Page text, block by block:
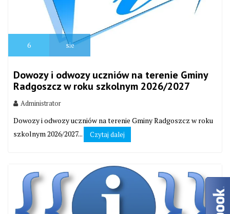
6 sie
Dowozy i odwozy uczniów na terenie Gminy
Radgoszcz w roku szkolnym 2026/2027
Administrator
Dowozy i odwozy uczniów na terenie Gminy Radgoszcz w roku
szkolnym 2026/2027...
Czytaj dalej